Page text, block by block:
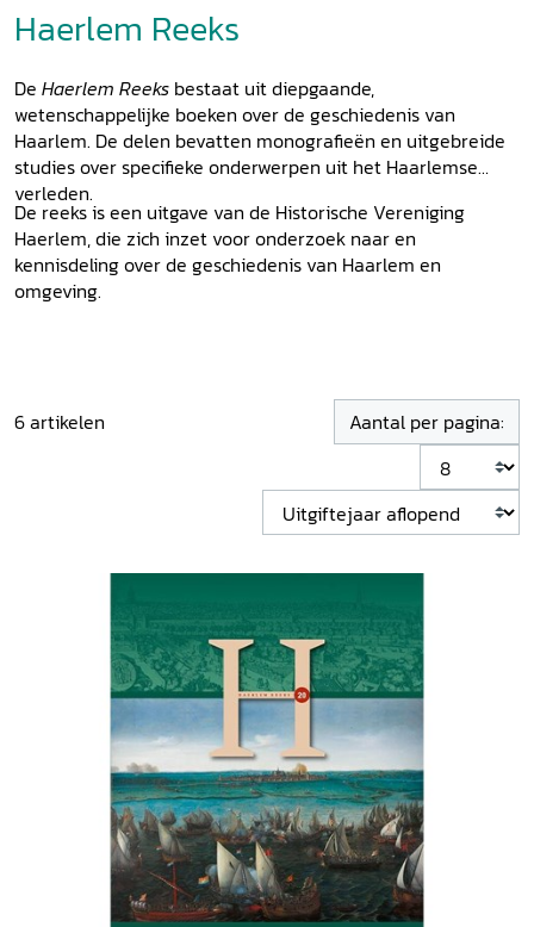
Haerlem Reeks
De Haerlem Reeks bestaat uit diepgaande,
wetenschappelijke boeken over de geschiedenis van
Haarlem. De delen bevatten monografieën en uitgebreide
studies over specifieke onderwerpen uit het Haarlemse
verleden.
De reeks is een uitgave van de Historische Vereniging
Haerlem, die zich inzet voor onderzoek naar en
kennisdeling over de geschiedenis van Haarlem en
omgeving.
6artikelen Aantal per pagina: